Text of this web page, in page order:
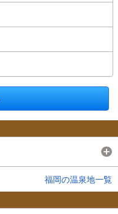
福岡の温泉地一覧